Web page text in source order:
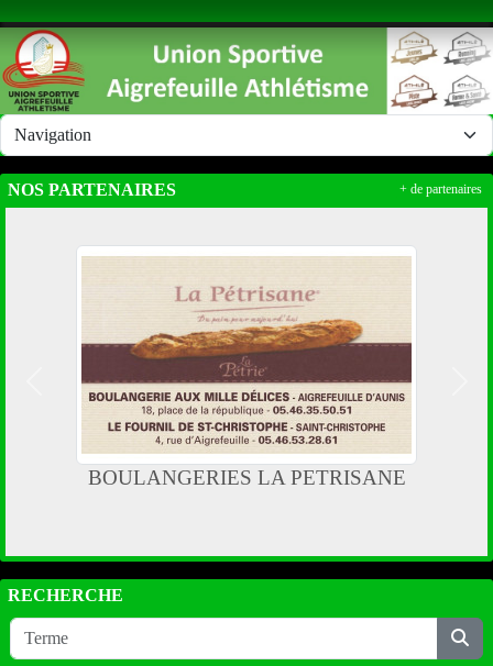
NOS PARTENAIRES
BOULANGERIES LA PETRISANE
Précedent
+ de partenaires
RECHERCHE